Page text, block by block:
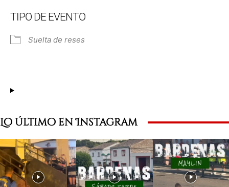
TIPO DE EVENTO
Suelta de reses
Lo último en Instagram